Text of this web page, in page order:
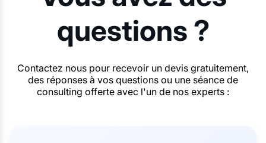
questions ?
Contactez nous pour recevoir un devis gratuitement,
des réponses à vos questions ou une séance de
consulting offerte avec l'un de nos experts :